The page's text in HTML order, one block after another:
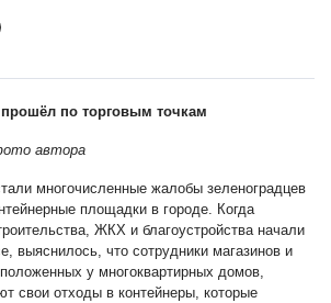
по торговым точкам
автора
многочисленные жалобы зеленоградцев
площадки в городе. Когда
ЖКХ и благоустройства начали
выяснилось, что сотрудники магазинов и
у многоквартирных домов,
свои отходы в контейнеры, которые